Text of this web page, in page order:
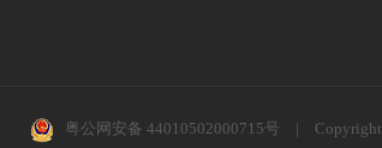
粤公网安备 44010502000715号 | Copyright